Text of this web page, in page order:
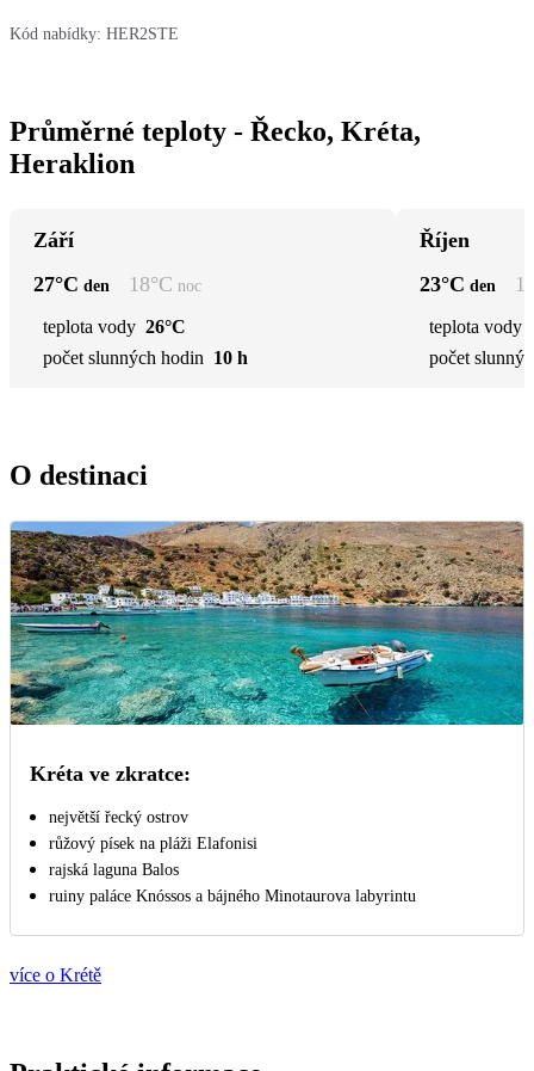
Kód nabídky: HER2STE
Průměrné teploty - Řecko, Kréta,
Heraklion
Září
27°C den 18°C noc
teplota vody 26°C
počet slunných hodin 10 h
Říjen
23°C den
teplota vody
počet
O destinaci
Kréta ve zkratce:
největší řecký ostrov
růžový písek na pláži Elafonisi
rajská laguna Balos
ruiny paláce Knóssos a bájného Minotaurova labyrintu
více o Krétě